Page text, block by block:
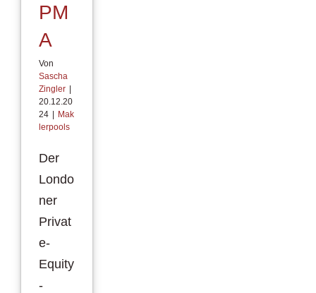
PM
A
Von
Sascha
Zingler |
20.12.20
24 | Mak
lerpools
Der
Londo
ner
Privat
e-
Equity
-